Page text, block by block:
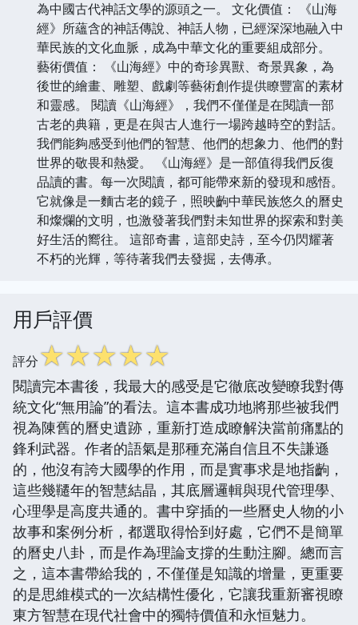
為中國古代神話文學的源頭之一。 文化價值： 《山海
經》所蘊含的神話傳說、神話人物，已經深深地融入中
華民族的文化血脈，成為中華文化的重要組成部分。
藝術價值： 《山海經》中的奇珍異獸、奇景異象，為
後世的繪畫、雕塑、戲劇等藝術創作提供瞭豐富的素材
和靈感。 閱讀《山海經》，我們不僅僅是在閱讀一部
古老的典籍，更是在與古人進行一場跨越時空的對話。
我們能夠感受到他們的智慧、他們的想象力、他們的對
世界的敬畏和熱愛。 《山海經》是一部值得我們反復
品讀的書。每一次閱讀，都可能帶來新的發現和感悟。
它就像是一麵古老的鏡子，照映齣中華民族悠久的曆史
和燦爛的文明，也激發著我們對未知世界的探索和對美
好生活的嚮往。 這部奇書，這部史詩，至今仍閃耀著
不朽的光輝，等待著我們去發掘，去傳承。
用戶評價
評分☆☆☆☆☆
閱讀完本書後，我最大的感受是它徹底改變瞭我對傳
統文化“無用論”的看法。這本書成功地將那些被我們
視為陳舊的曆史遺跡，重新打造成瞭解決當前痛點的
鋒利武器。作者的語氣是那種充滿自信且不失謙遜
的，他沒有誇大國學的作用，而是實事求是地指齣，
這些幾韆年的智慧結晶，其底層邏輯與現代管理學、
心理學是高度共通的。書中穿插的一些曆史人物的小
故事和案例分析，都選取得恰到好處，它們不是簡單
的曆史八卦，而是作為理論支撐的生動注腳。總而言
之，這本書帶給我的，不僅僅是知識的增量，更重要
的是思維模式的一次結構性優化，它讓我重新審視瞭
東方智慧在現代社會中的獨特價值和永恒魅力。